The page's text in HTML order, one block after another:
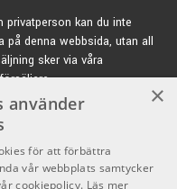
privatperson kan du inte
på denna webbsida, utan all
sker via våra
info@emnordic.se
×
använder
för att förbättra
vår webbplats samtycker
cookiepolicy. Läs mer